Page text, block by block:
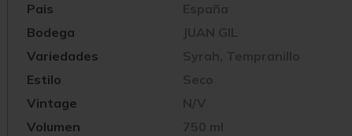
Pais España
Vintage
N/V
Volumen
750 ml
Bodega JUAN GIL
Variedades Syrah, Tempranillo
Estilo Seco